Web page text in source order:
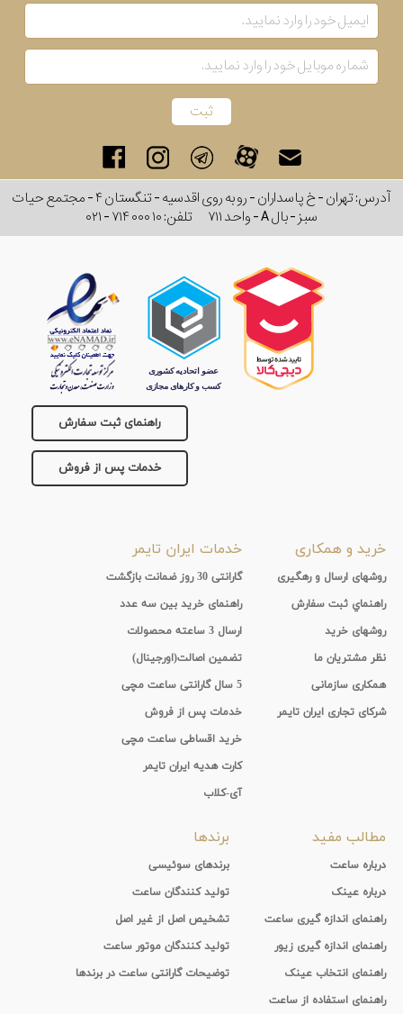
آدرس: تهران - خ پاسداران - رو به روی اقدسیه - تنگستان ۴ - مجتمع حیات
سبز - بال A - واحد ۷۱۱
تلفن:۰۲۱ - ۷۱۴ ۰۰۰ ۱۰
راهنمای ثبت سفارش
خدمات پس از فروش
خرید و همکاری
روشهای ارسال و رهگیری
راهنماي ثبت سفارش
روشهای خرید
نظر مشتریان ما
همکاری سازمانی
شرکای تجاری ایران تایمر
خدمات ایران تایمر
گارانتی 30 روز ضمانت بازگشت
راهنمای خرید بین سه عدد
ارسال 3 ساعته محصولات
تضمین اصالت(اورجینال)
5 سال گارانتی ساعت مچی
خدمات پس از فروش
خرید اقساطی ساعت مچی
کارت هدیه ایران تایمر
آی-کلاب
مطالب مفید
درباره ساعت
درباره عینک
راهنمای اندازه گیری ساعت
راهنمای اندازه گیری زیور
راهنمای انتخاب عینک
راهنمای استفاده از ساعت
برندها
برندهای سوئیسی
تولید کنندگان ساعت
تشخیص اصل از غیر اصل
تولید کنندگان موتور ساعت
توضیحات گارانتی ساعت در برندها